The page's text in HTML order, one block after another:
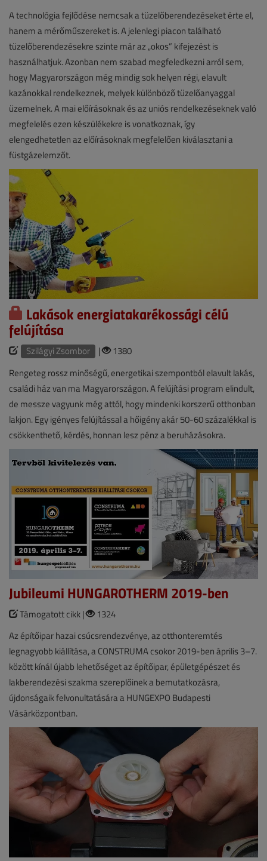
A technológia fejlődése nemcsak a tüzelőberendezéseket érte el,
hanem a mérőműszereket is. A jelenlegi piacon található
tüzelőberendezésekre szinte már az „okos” kifejezést is
használhatjuk. Azonban nem szabad megfeledkezni arról sem,
hogy Magyarországon még mindig sok helyen régi, elavult
kazánokkal rendelkeznek, melyek különböző tüzelőanyaggal
üzemelnek. A mai előírásoknak és az uniós rendelkezéseknek való
megfelelés ezen készülékekre is vonatkoznak, így
elengedhetetlen az előírásoknak megfelelően kiválasztani a
füstgázelemzőt.
Lakások energiatakarékossági célú
felújítása
Szilágyi Zsombor |
1380
Rengeteg rossz minőségű, energetikai szempontból elavult lakás,
családi ház van ma Magyarországon. A felújítási program elindult,
de messze vagyunk még attól, hogy mindenki korszerű otthonban
lakjon. Egy igényes felújítással a hőigény akár 50-60 százalékkal is
csökkenthető, kérdés, honnan lesz pénz a beruházásokra.
Jubileumi HUNGAROTHERM 2019-ben
Támogatott cikk |
1324
Az építőipar hazai csúcsrendezvénye, az otthonteremtés
legnagyobb kiállítása, a CONSTRUMA csokor 2019-ben április 3–7.
között kínál újabb lehetőséget az építőipar, épületgépészet és
lakberendezési szakma szereplőinek a bemutatkozásra,
újdonságaik felvonultatására a HUNGEXPO Budapesti
Vásárközpontban.